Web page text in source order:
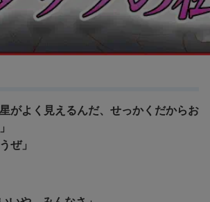
がよく見えるんだ、せっかくだからお
ぜ」